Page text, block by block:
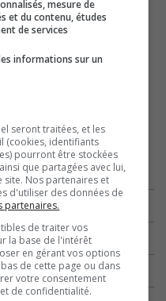
mesure de
et du contenu, études
de services
informations sur un
seront traitées, et les
(cookies, identifiants
pourront être stockées
que partagées avec lui,
site. Nos partenaires et
d'utiliser des données de
partenaires.
de traiter vos
la base de l'intérêt
en gérant vos options
de cette page ou dans
votre consentement
de confidentialité.